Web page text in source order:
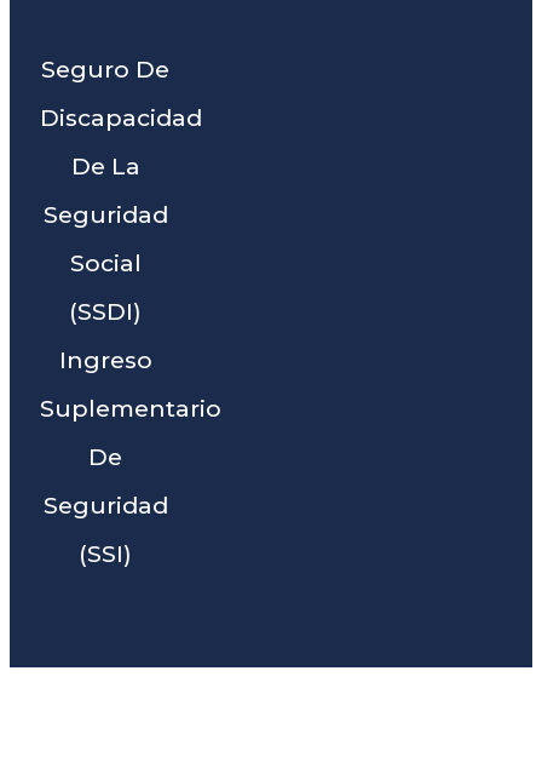
Seguro De
Discapacidad
De La
Seguridad
Social
(SSDI)
Ingreso
Suplementario
De
Seguridad
(SSI)